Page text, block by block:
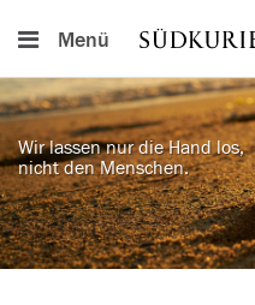
Menü
Wir lassen nur die Hand los,
nicht den Menschen.